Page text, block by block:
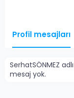
Profil mesajları
SerhatSÖNMEZ
mesaj yok.